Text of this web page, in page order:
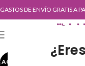
GASTOS DE ENVÍO GRATIS A
AGOT
AGOTADO